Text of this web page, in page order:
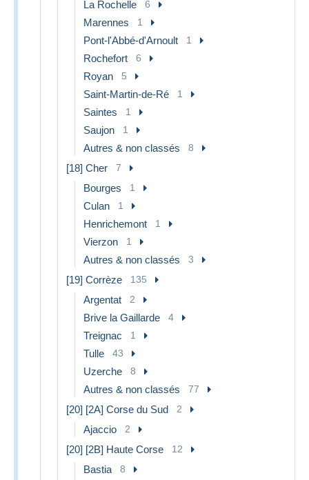
La Rochelle 6
Marennes 1
Pont-l'Abbé-d'Arnoult 1
Rochefort 6
Royan 5
Saint-Martin-de-Ré 1
Saintes 1
Saujon 1
Autres & non classés 8
[18] Cher 7
Bourges 1
Culan 1
Henrichemont 1
Vierzon 1
Autres & non classés 3
[19] Corrèze 135
Argentat 2
Brive la Gaillarde 4
Treignac 1
Tulle 43
Uzerche 8
Autres & non classés 77
[20] [2A] Corse du Sud 2
Ajaccio 2
[20] [2B] Haute Corse 12
Bastia 8